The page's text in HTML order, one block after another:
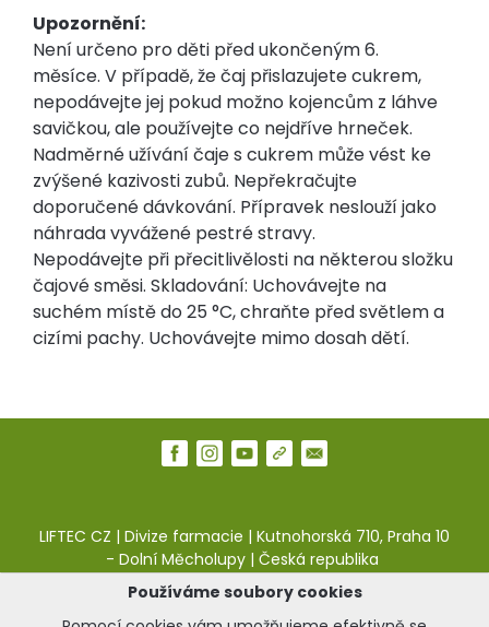
Používáme soubory cookies
Upozornění:
Není určeno pro děti před ukončeným 6.
měsíce. V případě, že čaj přislazujete cukrem,
nepodávejte jej pokud možno kojencům z láhve
savičkou, ale používejte co nejdříve hrneček.
Nadměrné užívání čaje s cukrem může vést ke
zvýšené kazivosti zubů. Nepřekračujte
doporučené dávkování. Přípravek neslouží jako
náhrada vyvážené pestré stravy.
Nepodávejte při přecitlivělosti na některou složku
čajové směsi. Skladování: Uchovávejte na
suchém místě do 25 °C, chraňte před světlem a
cizími pachy. Uchovávejte mimo dosah dětí.
LIFTEC CZ | Divize farmacie | Kutnohorská 710, Praha 10
- Dolní Měcholupy | Česká republika
web:pharma.liftec.cz|e-shop:liftea.cz